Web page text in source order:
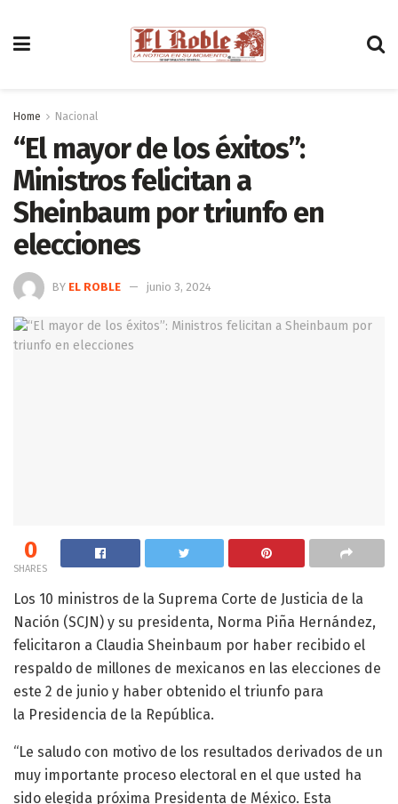
Home Nacional
“El mayor de los éxitos”:
Ministros felicitan a
Sheinbaum por triunfo en
elecciones
BY EL ROBLE junio 3, 2024
0
SHARES
Los 10 ministros de la Suprema Corte de Justicia de la
Nación (SCJN) y su presidenta, Norma Piña Hernández,
felicitaron a Claudia Sheinbaum por haber recibido el
respaldo de millones de mexicanos en las elecciones de
este 2 de junio y haber obtenido el triunfo para
la Presidencia de la República.
“Le saludo con motivo de los resultados derivados de un
muy importante proceso electoral en el que usted ha
sido elegida próxima Presidenta de México. Esta